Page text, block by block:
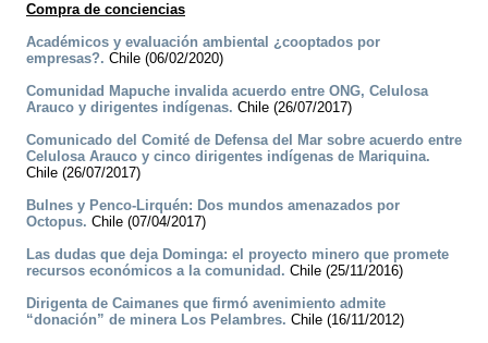
Compra de conciencias
Académicos y evaluación ambiental ¿cooptados por
empresas?. Chile (06/02/2020)
Comunidad Mapuche invalida acuerdo entre ONG, Celulosa
Arauco y dirigentes indígenas. Chile (26/07/2017)
Comunicado del Comité de Defensa del Mar sobre acuerdo entre
Celulosa Arauco y cinco dirigentes indígenas de Mariquina.
Chile (26/07/2017)
Bulnes y Penco-Lirquén: Dos mundos amenazados por
Octopus. Chile (07/04/2017)
Las dudas que deja Dominga: el proyecto minero que promete
recursos económicos a la comunidad. Chile (25/11/2016)
Dirigenta de Caimanes que firmó avenimiento admite
“donación” de minera Los Pelambres. Chile (16/11/2012)